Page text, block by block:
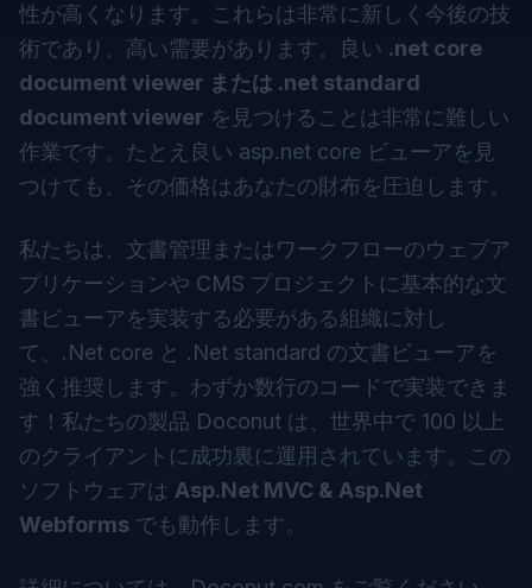
性が高くなります。これらは非常に新しく今後の技
術であり、高い需要があります。良い .net core
document viewer または .net standard
document viewer を見つけることは非常に難しい
作業です。たとえ良い asp.net core ビューアを見
つけても、その価格はあなたの財布を圧迫します。
私たちは、文書管理またはワークフローのウェブア
プリケーションや CMS プロジェクトに基本的な文
書ビューアを実装する必要がある組織に対し
て、.Net core と .Net standard の文書ビューアを
強く推奨します。わずか数行のコードで実装できま
す！私たちの製品 Doconut は、世界中で 100 以上
のクライアントに成功裏に運用されています。この
ソフトウェアは Asp.Net MVC & Asp.Net
Webforms でも動作します。